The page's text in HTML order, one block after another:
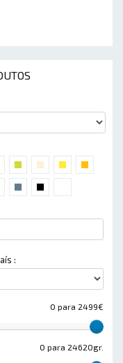
:
0 para 2499€
0 para 24620gr.